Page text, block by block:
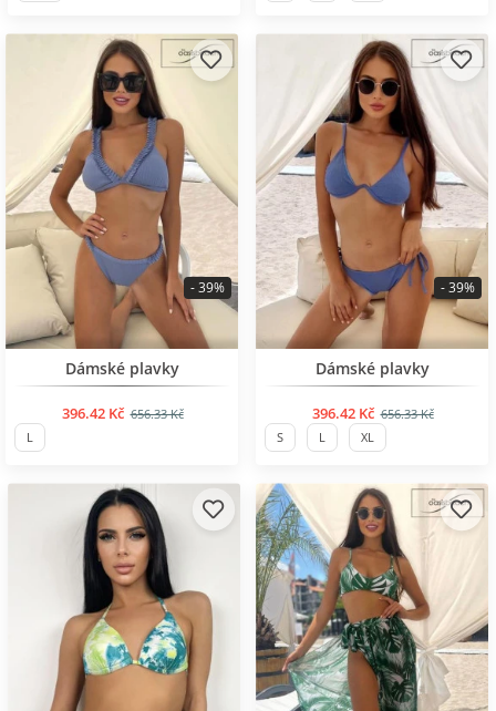
BESTSELLER
Dámské plavky
396.42 Kč 656.33 Kč
- 39%
L
BESTSELLER
Dámské plavky
396.42 Kč 656.33 Kč
- 39%
S L XL